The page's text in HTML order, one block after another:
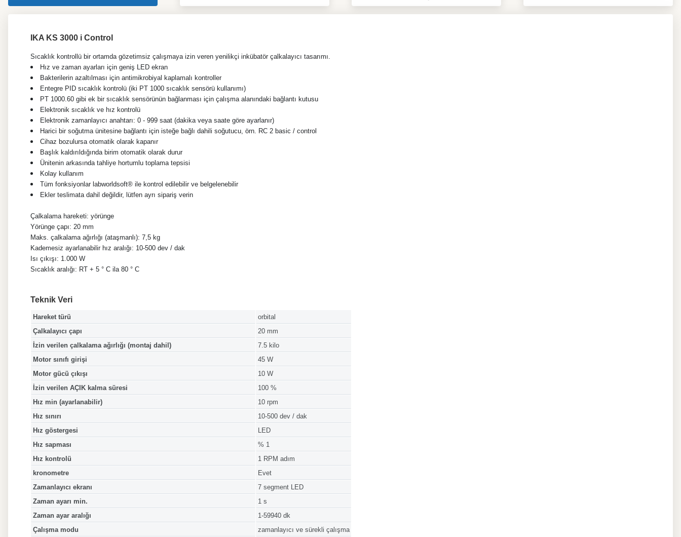
IKA KS 3000 i Control
Sıcaklık kontrollü bir ortamda gözetimsiz çalışmaya izin veren yenilikçi inkübatör çalkalayıcı tasarımı.
Hız ve zaman ayarları için geniş LED ekran
Bakterilerin azaltılması için antimikrobiyal kaplamalı kontroller
Entegre PID sıcaklık kontrolü (iki PT 1000 sıcaklık sensörü kullanımı)
PT 1000.60 gibi ek bir sıcaklık sensörünün bağlanması için çalışma alanındaki bağlantı kutusu
Elektronik sıcaklık ve hız kontrolü
Elektronik zamanlayıcı anahtarı: 0 - 999 saat (dakika veya saate göre ayarlanır)
Harici bir soğutma ünitesine bağlantı için isteğe bağlı dahili soğutucu, örn. RC 2 basic / control
Cihaz bozulursa otomatik olarak kapanır
Başlık kaldırıldığında birim otomatik olarak durur
Ünitenin arkasında tahliye hortumlu toplama tepsisi
Kolay kullanım
Tüm fonksiyonlar labworldsoft® ile kontrol edilebilir ve belgelenebilir
Ekler teslimata dahil değildir, lütfen ayrı sipariş verin
Çalkalama hareketi: yörünge
Yörünge çapı: 20 mm
Maks. çalkalama ağırlığı (ataşmanlı): 7,5 kg
Kademesiz ayarlanabilir hız aralığı: 10-500 dev / dak
Isı çıkışı: 1.000 W
Sıcaklık aralığı: RT + 5 ° C ila 80 ° C
Teknik Veri
Hareket türü
orbital
Çalkalayıcı çapı
20 mm
İzin verilen çalkalama ağırlığı (montaj dahil)
7.5 kilo
Motor sınıfı girişi
45 W
Motor gücü çıkışı
10 W
İzin verilen AÇIK kalma süresi
100 %
Hız min (ayarlanabilir)
10 rpm
Hız sınırı
10-500 dev / dak
Hız göstergesi
LED
Hız sapması
% 1
Hız kontrolü
1 RPM adım
kronometre
Evet
Zamanlayıcı ekranı
7 segment LED
Zaman ayarı min.
1 s
Zaman ayar aralığı
1-59940 dk
Çalışma modu
zamanlayıcı ve sürekli çalışma